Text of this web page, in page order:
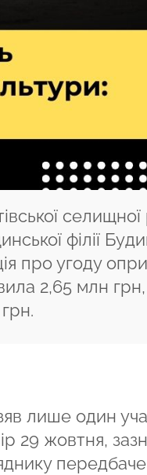
філії
про угоду
2,65 млн
лише один
29 жовтня,